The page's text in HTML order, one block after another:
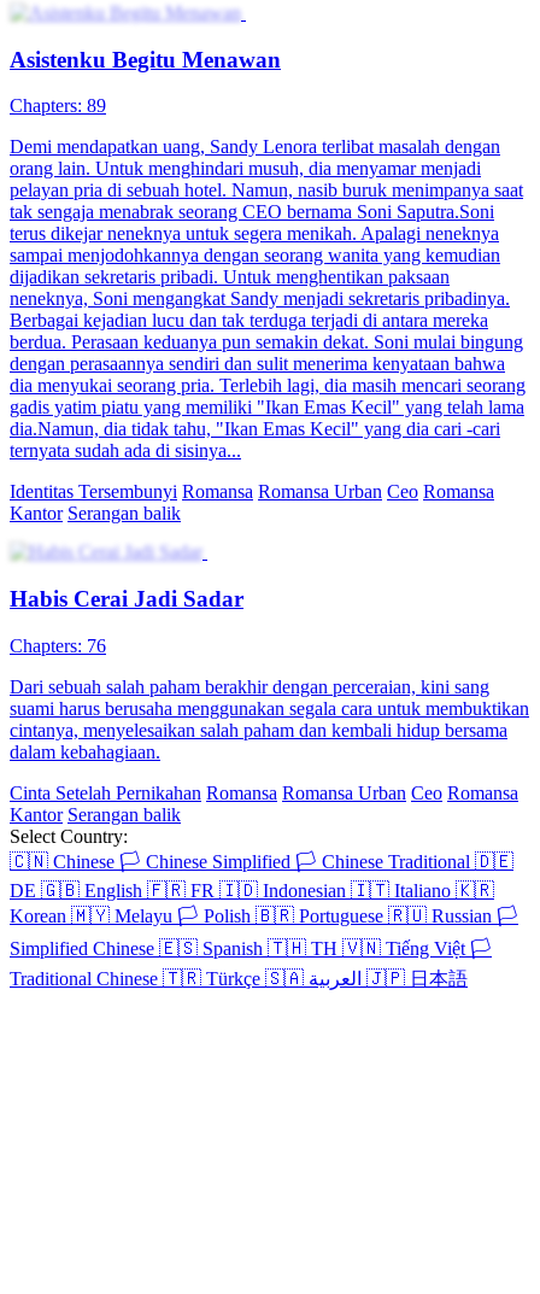
Asistenku Begitu Menawan
Chapters: 89
Demi mendapatkan uang, Sandy Lenora terlibat masalah dengan
orang lain. Untuk menghindari musuh, dia menyamar menjadi
pelayan pria di sebuah hotel. Namun, nasib buruk menimpanya saat
tak sengaja menabrak seorang CEO bernama Soni Saputra.Soni
terus dikejar neneknya untuk segera menikah. Apalagi neneknya
sampai menjodohkannya dengan seorang wanita yang kemudian
dijadikan sekretaris pribadi. Untuk menghentikan paksaan
neneknya, Soni mengangkat Sandy menjadi sekretaris pribadinya.
Berbagai kejadian lucu dan tak terduga terjadi di antara mereka
berdua. Perasaan keduanya pun semakin dekat. Soni mulai bingung
dengan perasaannya sendiri dan sulit menerima kenyataan bahwa
dia menyukai seorang pria. Terlebih lagi, dia masih mencari seorang
gadis yatim piatu yang memiliki "Ikan Emas Kecil" yang telah lama
dia.Namun, dia tidak tahu, "Ikan Emas Kecil" yang dia cari -cari
ternyata sudah ada di sisinya...
Identitas Tersembunyi Romansa Romansa Urban Ceo Romansa
Kantor Serangan balik
Habis Cerai Jadi Sadar
Chapters: 76
Dari sebuah salah paham berakhir dengan perceraian, kini sang
suami harus berusaha menggunakan segala cara untuk membuktikan
cintanya, menyelesaikan salah paham dan kembali hidup bersama
dalam kebahagiaan.
Cinta Setelah Pernikahan Romansa Romansa Urban Ceo Romansa
Kantor Serangan balik
Select Country:
🇨🇳 Chinese 🏳️ Chinese Simplified 🏳️ Chinese Traditional 🇩🇪
DE 🇬🇧 English 🇫🇷 FR 🇮🇩 Indonesian 🇮🇹 Italiano 🇰🇷
Korean 🇲🇾 Melayu 🏳️ Polish 🇧🇷 Portuguese 🇷🇺 Russian 🏳️
Simplified Chinese 🇪🇸 Spanish 🇹🇭 TH 🇻🇳 Tiếng Việt 🏳️
Traditional Chinese 🇹🇷 Türkçe 🇸🇦 🇯🇵 日本語